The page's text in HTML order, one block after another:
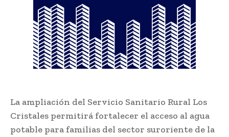
La ampliación del Servicio Sanitario Rural Los
Cristales permitirá fortalecer el acceso al agua
potable para familias del sector suroriente de la